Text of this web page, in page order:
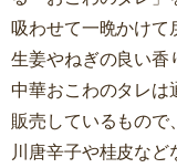
吸わせて一晩かけて
生姜やねぎの良い香
中華おこわのタレは
販売しているもの
川唐辛子や桂皮な